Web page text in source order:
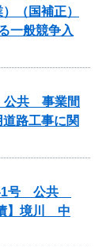
（国補正）
一般競争入
公共 事業間
路工事に関
1号 公共
】境川 中